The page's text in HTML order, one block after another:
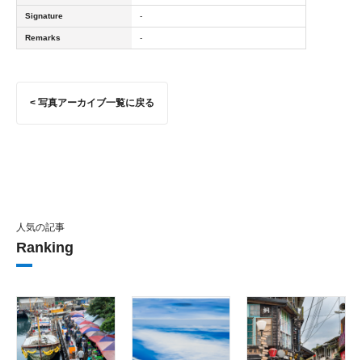
Signature -
Remarks -
< 写真アーカイブ一覧に戻る
人気の記事
Ranking